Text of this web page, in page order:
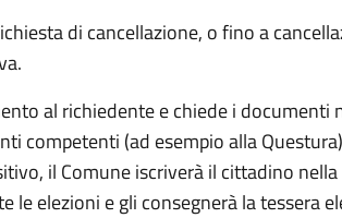
di cancellazione, o fino a
al richiedente e chiede i documenti
competenti (ad esempio alla
il Comune iscriverà il cittadino
le elezioni e gli consegnerà la tessera